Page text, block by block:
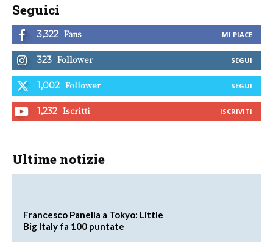
Seguici
3,322 Fans MI PIACE
323 Follower SEGUI
1,002 Follower SEGUI
1,232 Iscritti ISCRIVITI
Ultime notizie
Francesco Panella a Tokyo: Little
Big Italy fa 100 puntate